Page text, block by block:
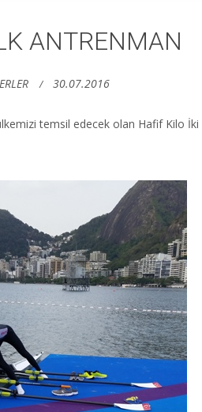
ANTRENMAN
30.07.2016
temsil edecek olan Hafif Kilo